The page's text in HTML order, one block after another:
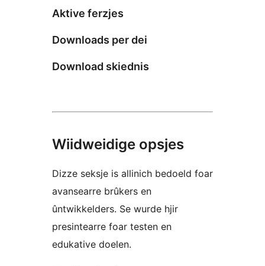
Aktive ferzjes
Downloads per dei
Download skiednis
Wiidweidige opsjes
Dizze seksje is allinich bedoeld foar
avansearre brûkers en
ûntwikkelders. Se wurde hjir
presintearre foar testen en
edukative doelen.